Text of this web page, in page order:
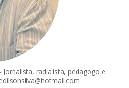
Jornalista, radialista, pedagogo e